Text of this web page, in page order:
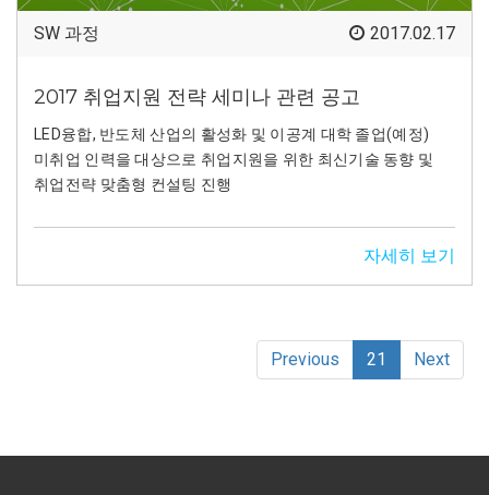
SW 과정 2017.02.17
2017 취업지원 전략 세미나 관련 공고
LED융합, 반도체 산업의 활성화 및 이공계 대학 졸업(예정)
미취업 인력을 대상으로 취업지원을 위한 최신기술 동향 및
취업전략 맞춤형 컨설팅 진행
자세히 보기
Previous 21 (current)
Next